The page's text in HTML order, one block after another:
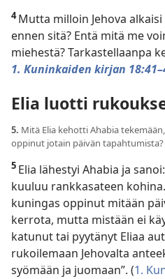
4Mutta milloin Jehova
ennen sitä? Entä mitä me
miehestä? Tarkastellaanpa
1. Kuninkaiden kirjan
Elia luotti
5. Mitä Elia kehotti Ahabia
oppinut jotain päivän tapahtumista?
5 Elia lähestyi Ahabia ja
kuuluu rankkasateen
kuningas oppinut mitään
kerrota, mutta mistään ei
katunut tai pyytänyt Eliaa
rukoilemaan Jehovalta
syömään ja juomaan”. (1.